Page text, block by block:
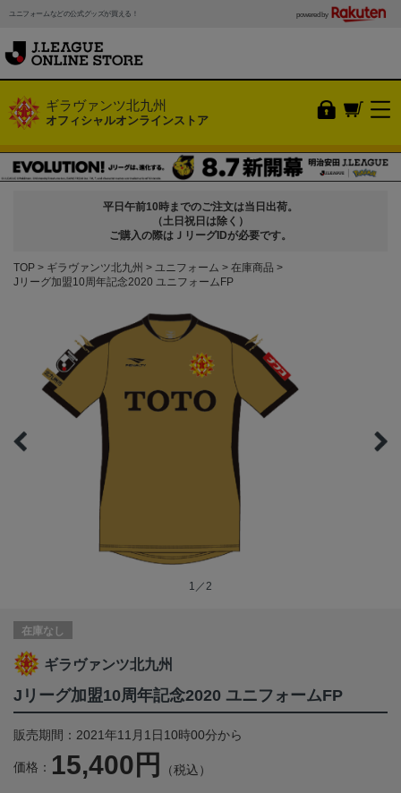
ユニフォームなどの公式グッズが買える！ powered by
ギラヴァンツ北九州
オフィシャルオンラインストア
平日午前10時までのご注文は当日出荷。
（土日祝日は除く）
ご購入の際はＪリーグIDが必要です。
TOP ギラヴァンツ北九州 ユニフォーム
在庫商品
Jリーグ加盟10周年記念2020 ユニフォームFP
1／2
在庫なし
ギラヴァンツ北九州
Jリーグ加盟10周年記念2020 ユニフォームFP
販売期間：2021年11月1日10時00分から
価格： 15,400円 （税込）